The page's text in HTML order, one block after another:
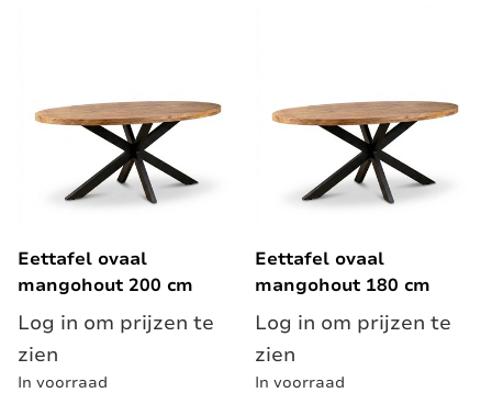
Eettafel ovaal
mangohout 200 cm
Log in om prijzen te
zien
In voorraad
Eettafel ovaal
mangohout 180 cm
Log in om prijzen te
zien
In voorraad